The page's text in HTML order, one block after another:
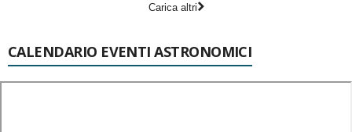
Carica altri
CALENDARIO EVENTI ASTRONOMICI